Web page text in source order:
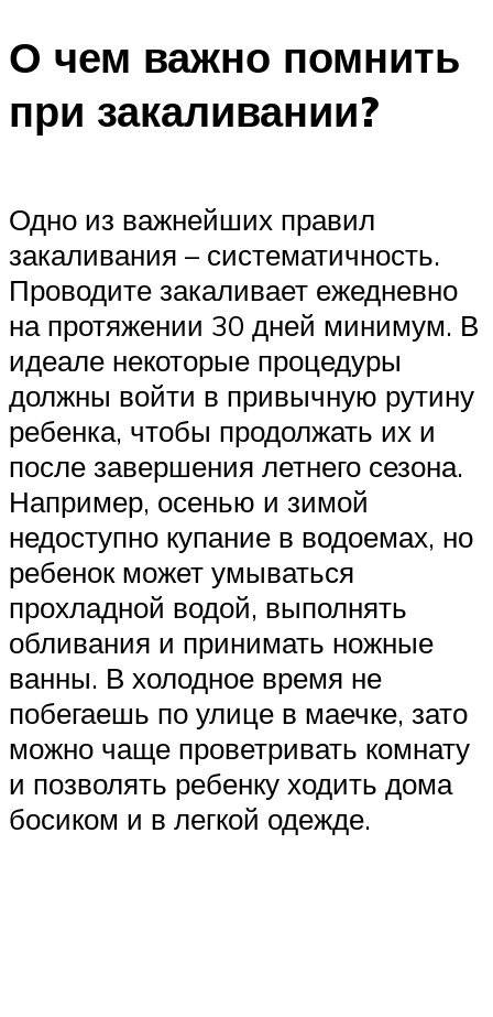
О чем важно помнить
при закаливании?
Одно из важнейших правил
закаливания – систематичность.
Проводите закаливает ежедневно
на протяжении 30 дней минимум. В
идеале некоторые процедуры
должны войти в привычную рутину
ребенка, чтобы продолжать их и
после завершения летнего сезона.
Например, осенью и зимой
недоступно купание в водоемах, но
ребенок может умываться
прохладной водой, выполнять
обливания и принимать ножные
ванны. В холодное время не
побегаешь по улице в маечке, зато
можно чаще проветривать комнату
и позволять ребенку ходить дома
босиком и в легкой одежде.